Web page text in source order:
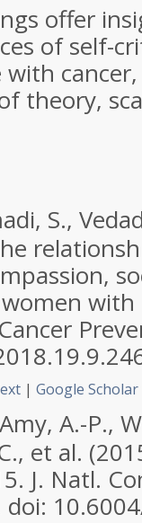
offer
of self-
theory,
S.,
| Google Scholar
A.-P.,
et al.
J. Natl.
doi: